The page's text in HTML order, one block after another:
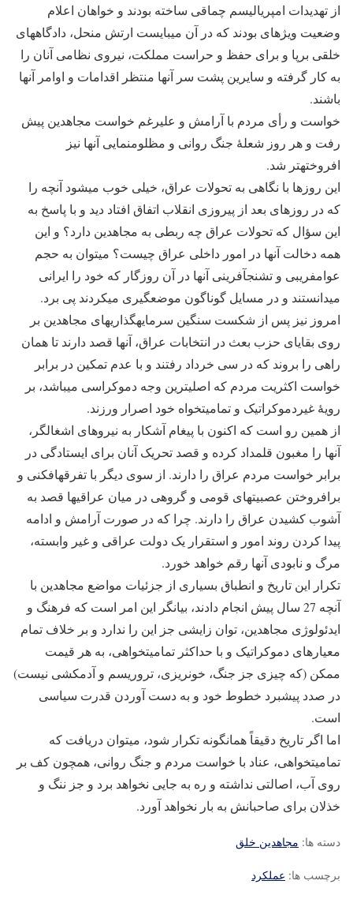
از تهدیدات امپریالیسم چماقی ساخته بودند و خواهان اعلام
وضعیت ویژه‎ای بودند که در آن می‎بایست ارتش منحل، دادگاه‎های
خلقی برپا و برای حفظ و حراست مملکت، نیروی نظامی آنان را
به کار گرفته و سایرین پشت سر آنها منتظر اقدامات و اوامر آنها
باشند.
خواست و رأی مردم با آرامش و علیرغم خواست مجاهدین پیش
رفت و هر روز شعلۀ جنگ روانی و مظلوم‎نمایی آنها نیز
افروخته‎تر شد.
این روزها با نگاهی به تحولات عراق، خیلی خوب می‎شود آنچه را
که در روزهای بعد از پیروزی انقلاب اتفاق افتاد دید و با پاسخ به
این سؤال که تحولات عراق چه ربطی به مجاهدین دارد؟ و این
همه دخالت آنها در امور داخلی عراق چیست؟ می‎توان به حجم
عوام‎فریبی و تشنج‎آفرینی آنها در آن روزگار که خود را ایرانی
می‎دانستند و در مسایل گوناگون موضع‎گیری می‎کردند پی برد.
امروز نیز پس از شکست سنگین سرمایه‎گذاری‎های مجاهدین بر
روی بقایای حزب بعث در انتخابات عراق، آنها قصد دارند تا همان
راهی را بروند که در سی خرداد رفتند و با عدم تمکین در برابر
خواست اکثریت مردم که اصلی‎ترین وجه دموکراسی می‎باشد، بر
رویۀ غیردموکراتیک و تمامیت‎خواه خود اصرار ورزند.
از همین رو است که اکنون با پیغام آشکار به نیروهای اشغالگر،
آنها را مغبون قلمداد کرده و قصد تحریک آنان برای ایستادگی در
برابر خواست مردم عراق را دارند. از سوی دیگر با تفرقه‎افکنی و
برافروختن عصبیت‎های قومی و گروهی در میان عراقی‎ها قصد به
آشوب کشیدن عراق را دارند. چرا که در صورت آرامش و ادامه
پیدا کردن روند امور و استقرار یک دولت عراقی و غیر وابسته،
مرگ و نابودی آنها رقم خواهد خورد.
تکرار این تاریخ و انطباق بسیاری از جزئیات مواضع مجاهدین با
آنچه 27 سال پیش انجام دادند، بیانگر این امر است که فرهنگ و
ایدئولوژی مجاهدین، توان زایشی جز این را ندارد و بر خلاف تمام
معیارهای دموکراتیک و با حداکثر تمامیت‎خواهی، به هر قیمت
ممکن (که چیزی جز جنگ، خون‎ریزی، تروریسم و آدم‎کشی نیست)
در صدد پیش‎برد خطوط خود و به دست آوردن قدرت سیاسی
است.
اما اگر تاریخ دقیقاً همانگونه تکرار شود، می‎توان دریافت که
تمامیت‎خواهی، عناد با خواست مردم و جنگ روانی، همچون کف بر
روی آب، اصالتی نداشته و ره به جایی نخواهد برد و جز ننگ و
خذلان برای صاحبانش به بار نخواهد آورد.
دسته ها: مجاهدین خلق
برچسب ها: عملکرد